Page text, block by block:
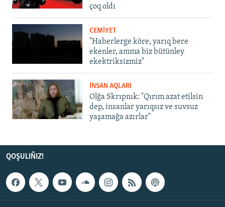
çoq oldı
CEMİYET
"Haberlerge köre, yarıq bere
ekenler, amma biz bütünley
ekektriksizmiz"
İNSAN AQLARI
Olğa Skrıpnık: "Qırım azat etilsin
dep, insanlar yarıqsız ve suvsuz
yaşamağa azırlar"
QOŞULIÑIZ!